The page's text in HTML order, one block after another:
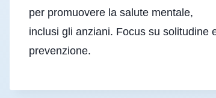
per promuovere la salute mentale,
inclusi gli anziani. Focus su solitudine
prevenzione.